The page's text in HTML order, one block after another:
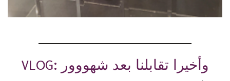
VLOG: وأخيرا تقابلنا بعد شهووور